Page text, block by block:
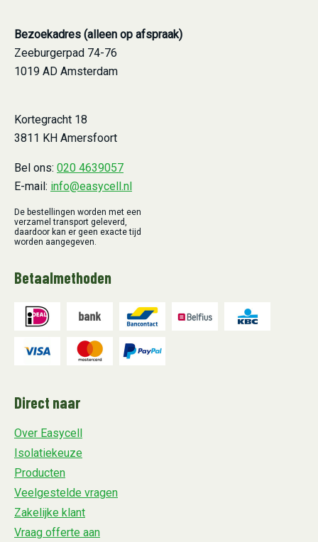
Bezoekadres (alleen op afspraak)
Zeeburgerpad 74-76
1019 AD Amsterdam
Kortegracht 18
3811 KH Amersfoort
Bel ons: 020 4639057
E-mail: info@easycell.nl
De bestellingen worden met een
verzamel transport geleverd,
daardoor kan er geen exacte tijd
worden aangegeven.
Betaalmethoden
Direct naar
Over Easycell
Isolatiekeuze
Producten
Veelgestelde vragen
Zakelijke klant
Vraag offerte aan